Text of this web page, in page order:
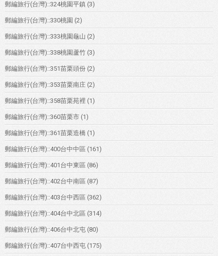
郵編旅行(台灣)::324桃園平鎮 (3)
郵編旅行(台灣)::330桃園 (2)
郵編旅行(台灣)::333桃園龜山 (2)
郵編旅行(台灣)::338桃園蘆竹 (3)
郵編旅行(台灣)::351苗栗頭份 (2)
郵編旅行(台灣)::353苗栗南庄 (2)
郵編旅行(台灣)::358苗栗苑裡 (1)
郵編旅行(台灣)::360苗栗市 (1)
郵編旅行(台灣)::361苗栗造橋 (1)
郵編旅行(台灣)::400台中中區 (161)
郵編旅行(台灣)::401台中東區 (86)
郵編旅行(台灣)::402台中南區 (87)
郵編旅行(台灣)::403台中西區 (362)
郵編旅行(台灣)::404台中北區 (314)
郵編旅行(台灣)::406台中北屯 (80)
郵編旅行(台灣)::407台中西屯 (175)